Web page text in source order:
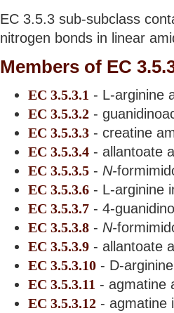
EC 3.5.3 sub-subclass
nitrogen bonds in linear
Members of EC
EC 3.5.3.1 - L-arginine
EC 3.5.3.2 -
EC 3.5.3.3 - creatine
EC 3.5.3.4 - allantoate
EC 3.5.3.5 - N-
EC 3.5.3.6 - L-arginine
EC 3.5.3.7 - 4-
EC 3.5.3.8 - N-
EC 3.5.3.9 - allantoate
EC 3.5.3.10 - D-
EC 3.5.3.11 - agmatine
EC 3.5.3.12 - agmatine